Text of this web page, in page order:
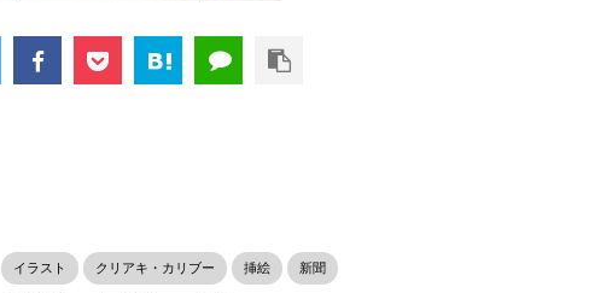
イラスト クリアキ・カリブー 挿絵 新聞